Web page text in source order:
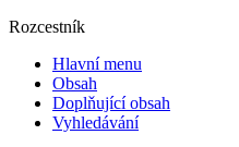
Rozcestník
Hlavní menu
Obsah
Doplňující obsah
Vyhledávání